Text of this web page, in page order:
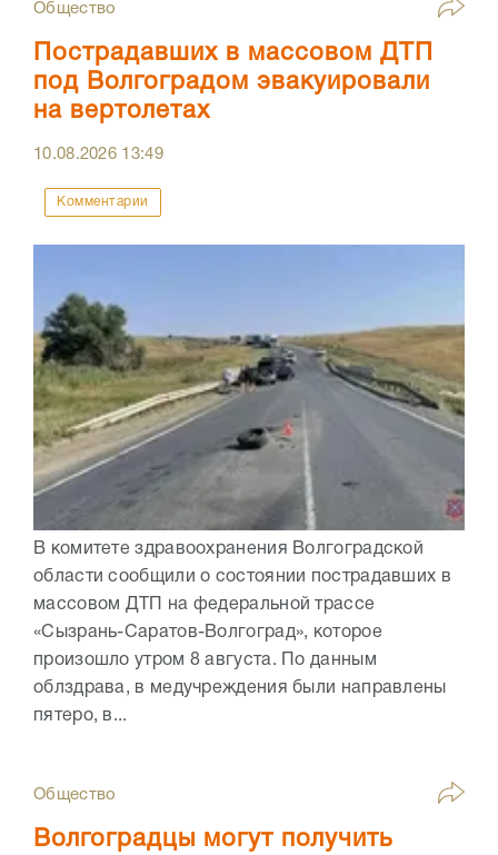
Общество
Пострадавших в массовом ДТП
под Волгоградом эвакуировали
на вертолетах
10.08.2026 13:49
Комментарии
В комитете здравоохранения Волгоградской
области сообщили о состоянии пострадавших в
массовом ДТП на федеральной трассе
«Сызрань-Саратов-Волгоград», которое
произошло утром 8 августа. По данным
облздрава, в медучреждения были направлены
пятеро, в...
Общество
Волгоградцы могут получить